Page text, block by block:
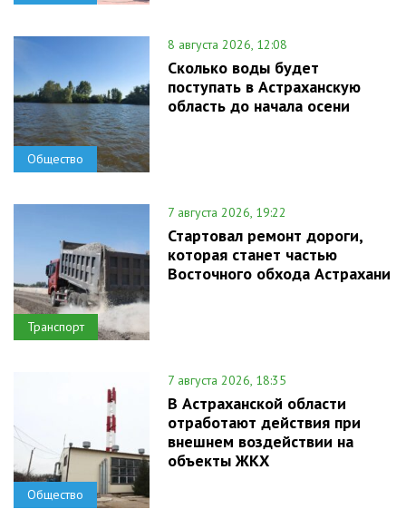
Общество
8 августа 2026, 12:08
Сколько воды будет
поступать в Астраханскую
область до начала осени
Транспорт
7 августа 2026, 19:22
Стартовал ремонт дороги,
которая станет частью
Восточного обхода Астрахани
Общество
7 августа 2026, 18:35
В Астраханской области
отработают действия при
внешнем воздействии на
объекты ЖКХ